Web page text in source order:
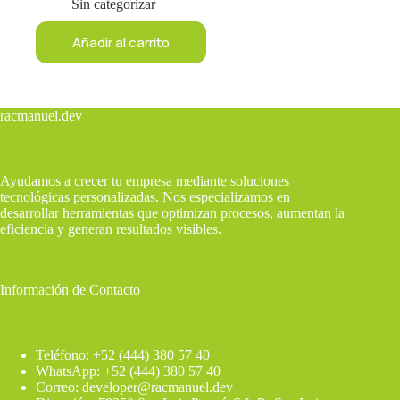
original
$10.00.
actual
$1.00.
Sin categorizar
Añadir al carrito
racmanuel.dev
Ayudamos a crecer tu empresa mediante soluciones
tecnológicas personalizadas. Nos especializamos en
desarrollar herramientas que optimizan procesos, aumentan la
eficiencia y generan resultados visibles.
Información de Contacto
Teléfono: +52 (444) 380 57 40
WhatsApp: +52 (444) 380 57 40
Correo: developer@racmanuel.dev